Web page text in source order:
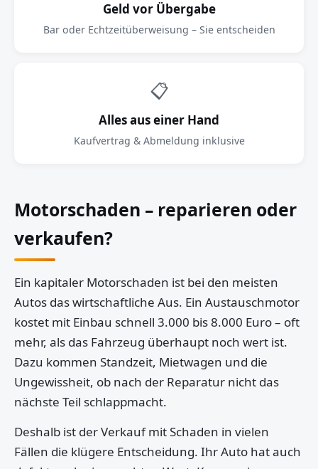
Geld vor Übergabe
Bar oder Echtzeitüberweisung – Sie entscheiden
📋
Alles aus einer Hand
Kaufvertrag & Abmeldung inklusive
Motorschaden – reparieren oder
verkaufen?
Ein kapitaler Motorschaden ist bei den meisten
Autos das wirtschaftliche Aus. Ein Austauschmotor
kostet mit Einbau schnell 3.000 bis 8.000 Euro – oft
mehr, als das Fahrzeug überhaupt noch wert ist.
Dazu kommen Standzeit, Mietwagen und die
Ungewissheit, ob nach der Reparatur nicht das
nächste Teil schlappmacht.
Deshalb ist der Verkauf mit Schaden in vielen
Fällen die klügere Entscheidung. Ihr Auto hat auch